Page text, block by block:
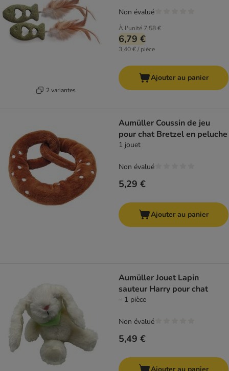
2 variantes
À l'unité 7,58 €
6,79 €
3,40 € / pièce
Non évalué
Ajouter au panier
Aumüller Coussin de jeu
pour chat Bretzel en peluche
1 jouet
5,29 €
Non évalué
Ajouter au panier
Aumüller Jouet Lapin
sauteur Harry pour chat
– 1 pièce
5,49 €
Non évalué